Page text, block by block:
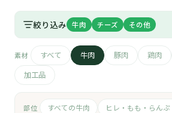
🐄
🐷
🍗
絞り込み 牛肉 チーズ その他
素材 すべて 牛肉 豚肉 鶏肉
加工品
部位 すべての牛肉 ヒレ・もも・らんぷ